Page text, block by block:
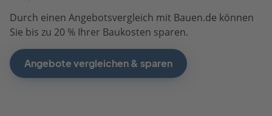
Durch einen Angebotsvergleich mit Bauen.de können
Sie bis zu 20 % Ihrer Baukosten sparen.
Angebote vergleichen & sparen